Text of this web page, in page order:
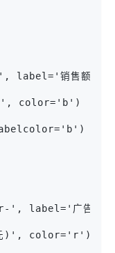
label='销售额 (
)', color='b')
', label='广告投
元)', color='r')